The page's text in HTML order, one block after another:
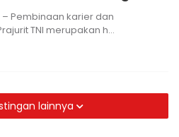
– Pembinaan karier dan
TNI merupakan h…
lainnya